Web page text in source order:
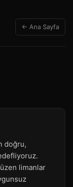
← Ana Sayfa
doğru,
limanlar